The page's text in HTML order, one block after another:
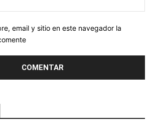
email y sitio en este navegador la